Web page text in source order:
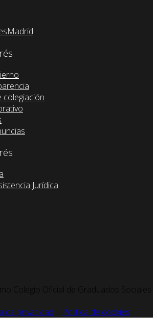
colegiación
Jurídica
Colegio Oficial de Graduados Sociales
de privacidad
Política de cookies